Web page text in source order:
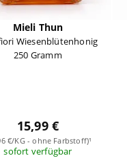
Mieli Thun
Wiesenblütenhonig
250 Gramm
15,99 €
€/KG - ohne Farbstoff)¹
sofort verfügbar